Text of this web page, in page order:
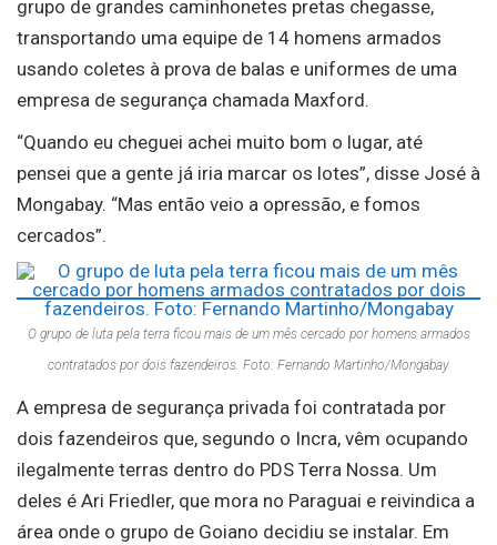
grupo de grandes caminhonetes pretas chegasse,
transportando uma equipe de 14 homens armados
usando coletes à prova de balas e uniformes de uma
empresa de segurança chamada Maxford.
“Quando eu cheguei achei muito bom o lugar, até
pensei que a gente já iria marcar os lotes”, disse José à
Mongabay. “Mas então veio a opressão, e fomos
cercados”.
O grupo de luta pela terra ficou mais de um mês cercado por homens armados
contratados por dois fazendeiros. Foto: Fernando Martinho/Mongabay
A empresa de segurança privada foi contratada por
dois fazendeiros que, segundo o Incra, vêm ocupando
ilegalmente terras dentro do PDS Terra Nossa. Um
deles é Ari Friedler, que mora no Paraguai e reivindica a
área onde o grupo de Goiano decidiu se instalar. Em